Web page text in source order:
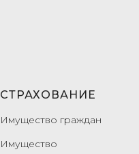
СТРАХОВАНИЕ
Имущество граждан
Имущество